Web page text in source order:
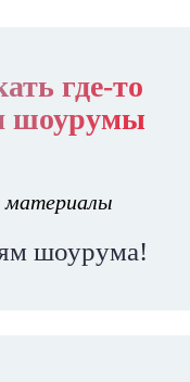
где-то
шоурумы
материалы
шоурума!